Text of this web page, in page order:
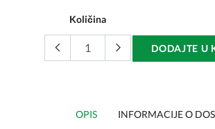
Količina
DODAJTE U
OPIS INFORMACIJE O